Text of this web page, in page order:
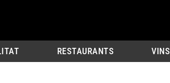
RESTAURANTS VINS